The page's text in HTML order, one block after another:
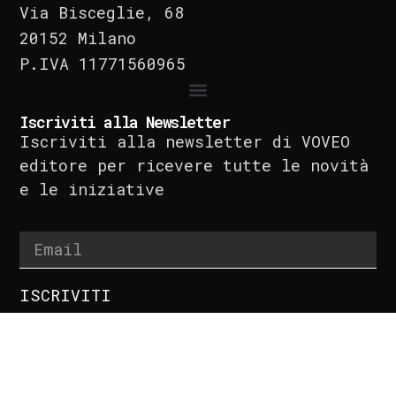
Via Bisceglie, 68
20152 Milano
P.IVA 11771560965
Iscriviti alla Newsletter
Iscriviti alla newsletter di VOVEO
editore per ricevere tutte le novità
e le iniziative
ISCRIVITI